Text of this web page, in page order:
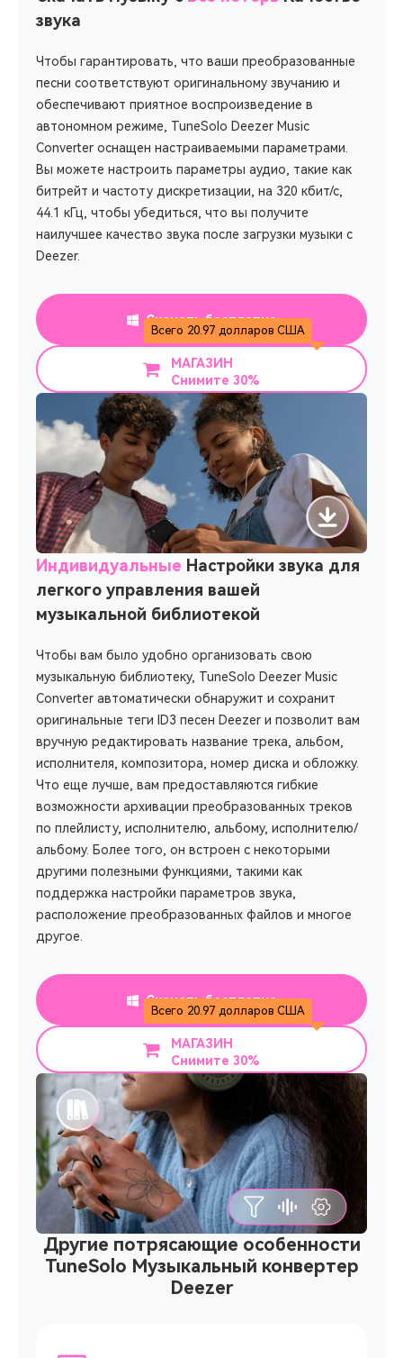
звука
Чтобы гарантировать, что ваши преобразованные
песни соответствуют оригинальному звучанию и
обеспечивают приятное воспроизведение в
автономном режиме, TuneSolo Deezer Music
Converter оснащен настраиваемыми параметрами.
Вы можете настроить параметры аудио, такие как
битрейт и частоту дискретизации, на 320 кбит/с,
44.1 кГц, чтобы убедиться, что вы получите
наилучшее качество звука после загрузки музыки с
Deezer.
Скачать бесплатно
МАГАЗИН
Снимите 30%
Всего 20.97 долларов США
Индивидуальные Настройки звука для
легкого управления вашей
музыкальной библиотекой
Чтобы вам было удобно организовать свою
музыкальную библиотеку, TuneSolo Deezer Music
Converter автоматически обнаружит и сохранит
оригинальные теги ID3 песен Deezer и позволит вам
вручную редактировать название трека, альбом,
исполнителя, композитора, номер диска и обложку.
Что еще лучше, вам предоставляются гибкие
возможности архивации преобразованных треков
по плейлисту, исполнителю, альбому, исполнителю/
альбому. Более того, он встроен с некоторыми
другими полезными функциями, такими как
поддержка настройки параметров звука,
расположение преобразованных файлов и многое
другое.
Скачать бесплатно
МАГАЗИН
Снимите 30%
Всего 20.97 долларов США
Другие потрясающие особенности
TuneSolo Музыкальный конвертер
Deezer